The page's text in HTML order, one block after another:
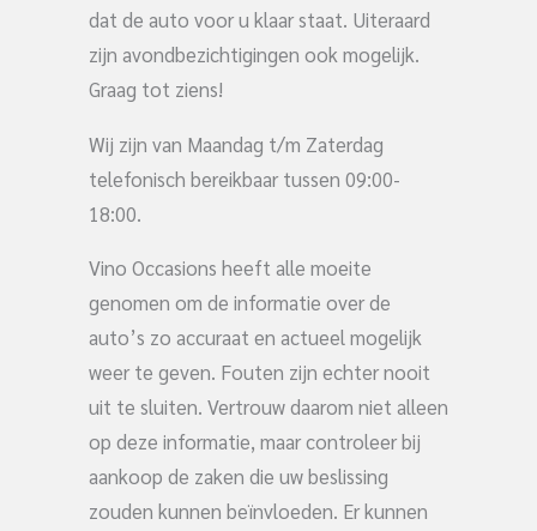
dat de auto voor u klaar staat. Uiteraard
zijn avondbezichtigingen ook mogelijk.
Graag tot ziens!
Wij zijn van Maandag t/m Zaterdag
telefonisch bereikbaar tussen 09:00-
18:00.
Vino Occasions heeft alle moeite
genomen om de informatie over de
auto’s zo accuraat en actueel mogelijk
weer te geven. Fouten zijn echter nooit
uit te sluiten. Vertrouw daarom niet alleen
op deze informatie, maar controleer bij
aankoop de zaken die uw beslissing
zouden kunnen beïnvloeden. Er kunnen